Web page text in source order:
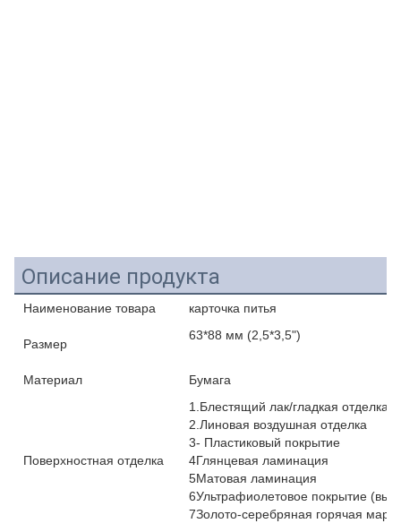
Описание продукта
Наименование товара карточка питья
Размер
63*88 мм (2,5*3,5")
Материал Бумага
Поверхностная отделка
1.Блестящий лак/гладкая отделка
2.Линовая воздушная отделка
3- Пластиковый покрытие
4Глянцевая ламинация
5Матовая ламинация
6Ультрафиолетовое покрытие
7Золото-серебряная горячая